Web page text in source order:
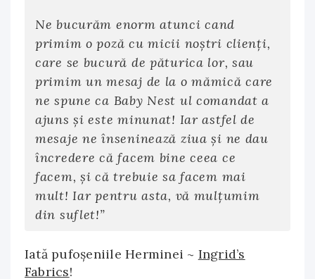
Ne bucurăm enorm atunci cand
primim o poză cu micii noștri clienți,
care se bucură de păturica lor, sau
primim un mesaj de la o mămică care
ne spune ca Baby Nest ul comandat a
ajuns și este minunat! Iar astfel de
mesaje ne înseninează ziua și ne dau
încredere că facem bine ceea ce
facem, și că trebuie sa facem mai
mult! Iar pentru asta, vă mulțumim
din suflet!”
Iată pufoşeniile Herminei ~ Ingrid’s
Fabrics!